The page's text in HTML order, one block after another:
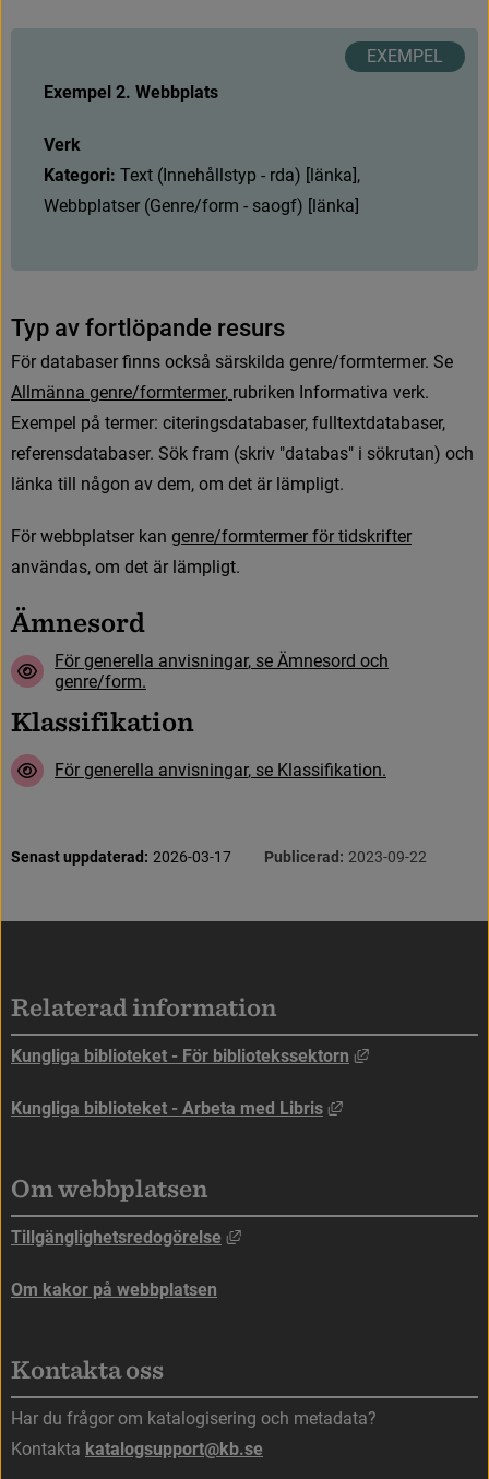
Exempel 2. Webbplats
Verk
Kategori: Text (Innehållstyp - rda) [länka],
Webbplatser (Genre/form - saogf) [länka]
Typ av fort öpande resurs
För databaser fnns också särskilda genre/formtermer. Se
Allmänna genre/formtermer, rubriken Informativa verk.
Exempel på termer: citeringsdatabaser, fulltextdatabaser,
referensdatabaser. Sök fram (skriv "databas" i sökrutan) och
länka till någon av dem, om det är lämpligt.
För webbplatser kan genre/formtermer för tidskrifter
användas, om det är lämpligt.
Ämnesord
För generella anvisningar, se Ämnesord och
genre/form.
Klassifikation
För generella anvisningar, se Klassifkation.
Sidinformation
Senast uppdaterad: 2026-03-17 Publicerad: 2023-09-22
Relaterad information
Kungliga biblioteket - För bibliotekssektorn Länk till annan
Kungliga biblioteket - Arbeta med Libris Länk till annan
Om webbplatsen
Tillgänglighetsredogörelse Länk till annan webbplats,
Om kakor på webbplatsen
Kontakta oss
Har du frågor om katalogisering och metadata?
Kontakta katalogsupport@kb.se